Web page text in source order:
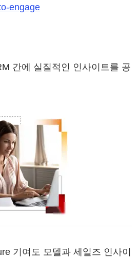
engage
간에 실질적인 인사이트를 공
기여도 모델과 세일즈 인사이